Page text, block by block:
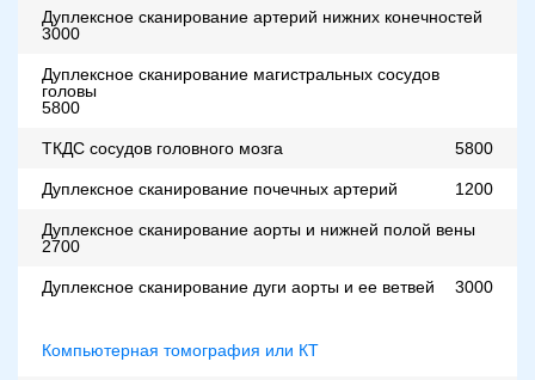
Дуплексное сканирование артерий нижних конечностей
3000
Дуплексное сканирование магистральных сосудов
головы
5800
ТКДС сосудов головного мозга 5800
Дуплексное сканирование почечных артерий 1200
Дуплексное сканирование аорты и нижней полой вены
2700
Дуплексное сканирование дуги аорты и ее ветвей 3000
Компьютерная томография или КТ